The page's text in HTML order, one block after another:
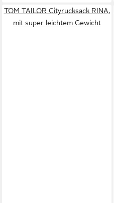
TOM TAILOR Cityrucksack RINA,
mit super leichtem Gewicht